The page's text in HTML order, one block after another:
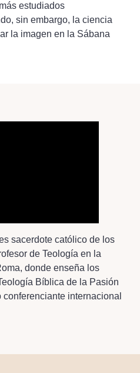
estudiados
sin embargo, la ciencia
la imagen en la Sábana
sacerdote católico de los
de Teología en la
donde enseña los
Bíblica de la Pasión
internacional